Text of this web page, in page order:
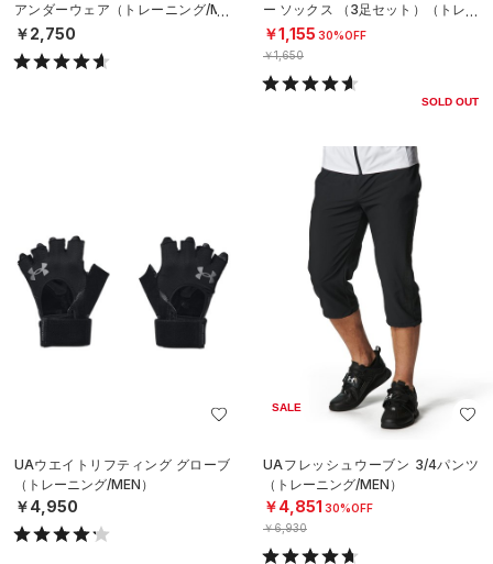
アンダーウェア（トレーニング/ME
N）
￥2,750
ー ソックス （3足セット）（トレー
ニング/UNISEX）
￥1,155 30%OFF
￥1,650
SOLD OUT
UAウエイトリフティング グローブ
（トレーニング/MEN）
￥4,950
SALE
UAフレッシュウーブン 3/4パンツ
（トレーニング/MEN）
￥4,851 30%OFF
￥6,930